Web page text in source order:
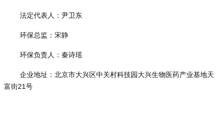
法定代表人：尹卫东
环保总监：宋静
环保负责人：秦诗瑶
企业地址：北京市大兴区中关村科技园大兴生物医药产业基地天
富街21号